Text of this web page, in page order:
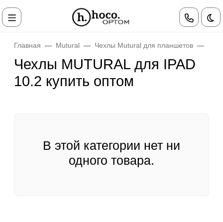
Главная Mutural Чехлы Mutural для планшетов
Чехлы MUTURAL для IPAD
10.2 купить оптом
В этой категории нет ни
одного товара.